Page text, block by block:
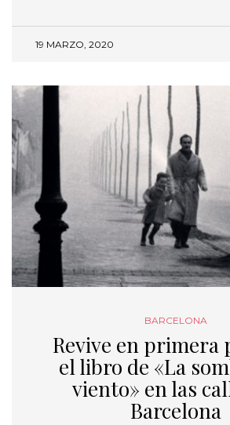
19 MARZO, 2020
BARCELONA
Revive en primera
el libro de «La
viento» en las
Barcelona